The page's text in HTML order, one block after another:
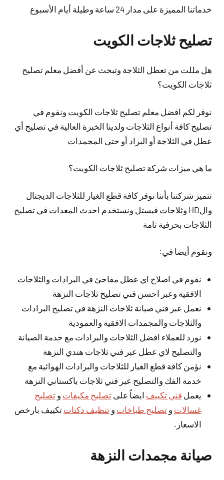
خدماتنا المميزة على مدار 24 ساعة وطيلة أيام الأسبوع
تصليح ثلاجات الكويت
هل مللت من تعطل الثلاجة وتبحث عن أفضل معلم تصليح
ثلاجات الكويت؟
نوفر لكم افضل معلم تصليح ثلاجات الكويت ونقوم في
تصليح كافة أنواع الثلاجات ولدينا الخبرة العالية في تصليح أي
عطل في الثلاجة أو البراد أو حتى المجمدات
ما هي ميزات شركة تصليح ثلاجات الكويت؟
تتميز شركتنا بأننا نوفر كافة قطع الغيار للثلاجات الديجتال
والHD وثلاجات فيستل ونستخدم احدث المعدات في تصليح
الثلاجات بحرفية تامة
ونقوم أيضا في:
نقوم في اصلاح اي عطل مفاجئ في البرادات والثلاجات
الافقية وعبر احسن فني تصليح ثلاجات النزهة
نعمل عبر فني صيانة ثلاجات النزهة في تصليح البرادات
والثلاجات والمجمدات الافقية والعمودية
نورد للعملاء افضل الثلاجات والبرادات مع خدمة الصيانة
والتصليح لاي عطل عبر فني ثلاجات هندي النزهة
نؤمن كافة قطع الغيار للثلاجات والبرادات الهوائية مع
خدمة الفك والتصليح عبر فني ثلاجات باكستاني النزهة
يعمل فني تكييف ايضاً علىتصليح مكيفات وتصليح
غسالات وتصليح طباخات وتنظيف دكتات تكييف بارخص
الاسعار.
صيانة مجمدات النزهة